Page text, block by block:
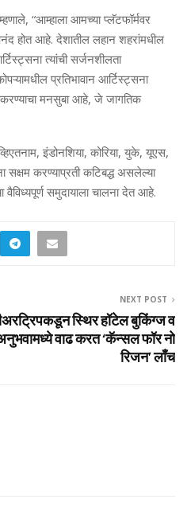
“आम्‍हाला आमच्‍या प्‍लॅटफॉर्मवर
होत आहे. देशातील लहान शहरांमधील
त्‍यांची सर्जनशीलता
प्रतिभावान आर्टिस्‍ट्सना
मनसुबा आहे, जे जागतिक
इंडोनशिया, कोरिया, युके, यूएस,
करण्‍याप्रती कटिबद्ध असलेल्‍या
समुदायाला चालना देत आहे.
NEXT POST
स्थिर हॉटेल बुकिंग्‍ज व
वाढ करत ‘कॅन्‍सल फॉर नो
रिजन’ लाँच